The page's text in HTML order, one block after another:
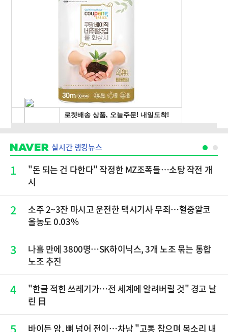
실시간 랭킹뉴스
1
"돈 되는 건 다한다" 작정한 MZ조폭들…소탕 작전 개
시
2
소주 2~3잔 마시고 운전한 택시기사 무죄…혈중알코
올농도 0.03%
3
나흘 만에 3800명…SK하이닉스, 3개 노조 묶는 통합
노조 추진
4
"한글 적힌 쓰레기가…전 세계에 알려버릴 것" 경고 날
린 日
바이든 암, 뼈 넘어 전이…차남 "고통 참으며 목소리 내